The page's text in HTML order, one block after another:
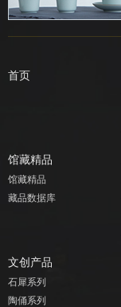
首页
馆藏精品
馆藏精品
藏品数据库
文创产品
石犀系列
陶俑系列